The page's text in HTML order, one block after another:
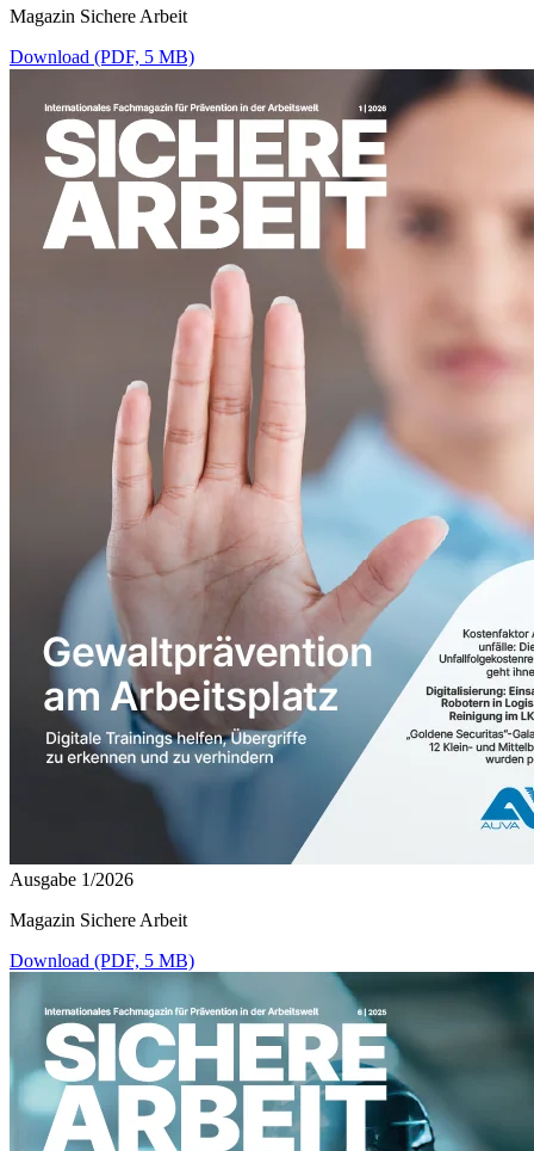
Magazin Sichere Arbeit
Download (PDF, 5 MB)
Ausgabe 1/2026
Magazin Sichere Arbeit
Download (PDF, 5 MB)